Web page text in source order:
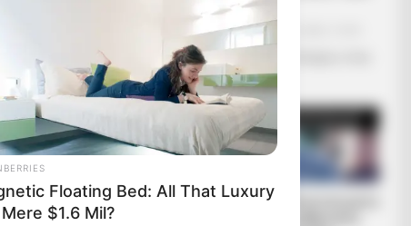
αναστολών..
Παρασκευή, 2 Σεπτεμβρίου 2022, 15:39
Υγειονομικοί: Επιστολή-κόλαφος στην
επέτειο των...
REINER FUELLMICH
Η Εκδικητική μανία
Floating Bed: All That Luxury
$1.6 Mil?